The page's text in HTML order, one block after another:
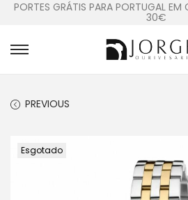
PORTES GRÁTIS PARA PORTUGAL EM
30€
PREVIOUS
Esgotado